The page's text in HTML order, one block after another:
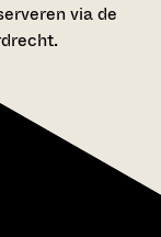
via de